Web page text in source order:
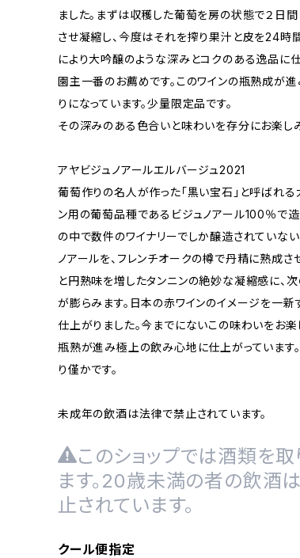
ました。まずは収穫した葡萄を房の状態で２日
させ凝縮し、今度はそれを搾り果汁と皮を24時
により大吟醸のような深みとコクのある逸品に
園主一番のお薦めです。このワインの瓶熟成が
りになっています。少量限定品です。
その深みのある色合いと味わいを存分にお楽し
アヤビジュノアールエルバージュ2021
葡萄作りの名人が作った「黒い宝石」と呼ばれ
ン用の葡萄品種であるビジュノアール100％で造
の中で数件のワイナリーでしか醸造されていな
ノアールを、フレンチオークの樽で丹精に熟成さ
と円熟味を増したタンニンの絶妙な凝縮感に、
が膨らみます。日本の赤ワインのイメージを一新
仕上がりました。今までにないこの味わいをお楽
瓶熟が進み極上の飲み心地に仕上がっていま
り僅かです。
未成年の飲酒は法律で禁止されています。
このショップでは酒類を取
ます。20歳未満の者の飲酒
止されています。
クール便指定